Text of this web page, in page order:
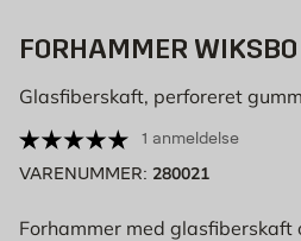
FORHAMMER WIKSBO
Glasfiberskaft, perforeret
1 anmeldelse
VARENUMMER: 280021
Forhammer med glasfiberskaft